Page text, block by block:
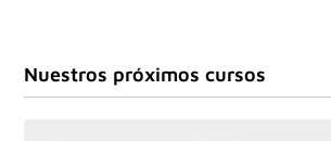
Nuestros próximos cursos